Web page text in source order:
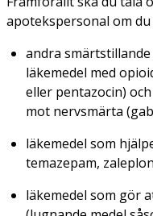
apotekspersonal om du
andra
läkemedel med
eller pentazocin)
mot nervsmärta
läkemedel som
temazepam,
läkemedel som gör